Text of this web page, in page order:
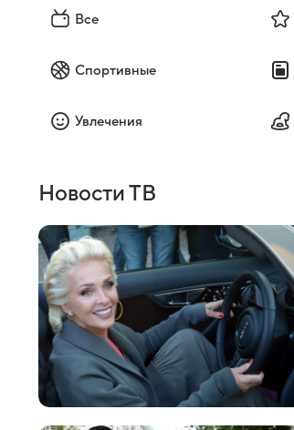
Все
Спортивные
Увлечения
Новости ТВ